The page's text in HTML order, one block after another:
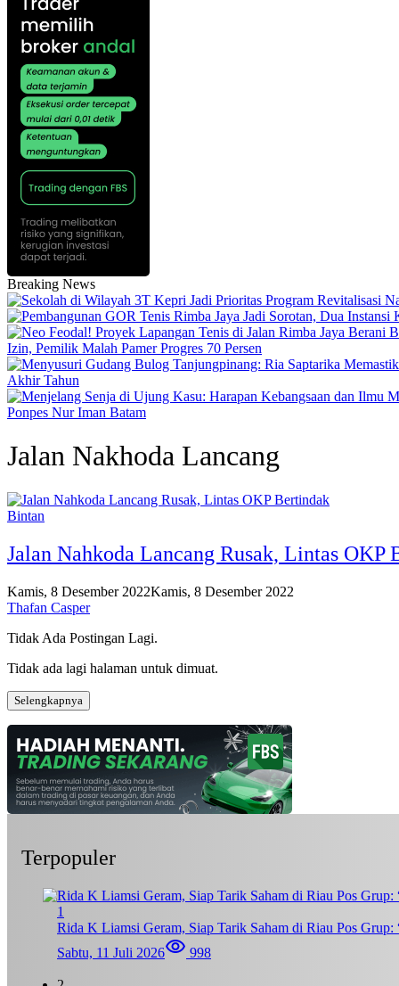
Breaking News
Izin, Pemilik Malah Pamer Progres 70 Persen
Akhir Tahun
Ponpes Nur Iman Batam
Jalan Nakhoda Lancang
Bintan
Jalan Nahkoda Lancang Rusak, Lintas OKP
Kamis, 8 Desember 2022Kamis, 8 Desember 2022
Thafan Casper
Tidak Ada Postingan Lagi.
Tidak ada lagi halaman untuk dimuat.
Selengkapnya
Terpopuler
1
Rida K Liamsi Geram, Siap Tarik Saham di Riau Pos
Sabtu, 11 Juli 2026
998